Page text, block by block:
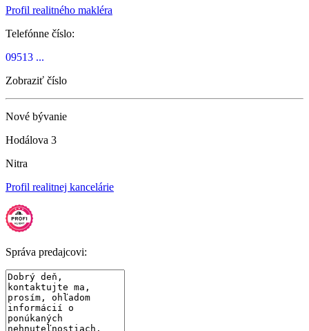
Profil realitného makléra
Telefónne číslo:
09513 ...
Zobraziť číslo
Nové bývanie
Hodálova 3
Nitra
Profil realitnej kancelárie
Správa predajcovi: